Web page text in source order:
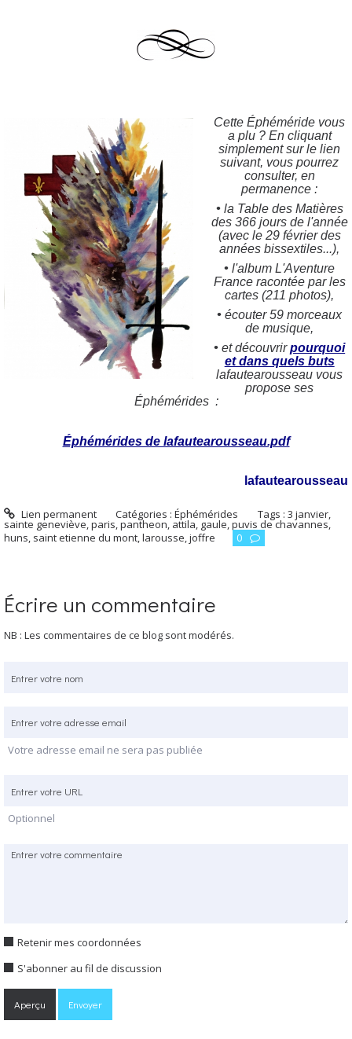
Cette Éphéméride vous
a plu ? En cliquant
simplement sur le lien
suivant, vous pourrez
consulter, en
permanence :
• la Table des Matières
des 366 jours de l'année
(avec le 29 février des
années bissextiles...),
•l'album L'Aventure
France racontée par les
cartes (211 photos),
•écouter 59 morceaux
de musique,
•et découvrirpourquoi
et dans quels buts
lafautearousseau vous
propose ses
Éphémérides :
Éphémérides de lafautearousseau.pdf
lafautearousseau
Lien permanent Catégories :Éphémérides Tags :3 janvier,
sainte geneviève,paris,pantheon, attila, gaule,puvis de chavannes,
huns, saint etienne du mont,larousse,joffre 0
Écrire un commentaire
NB : Les commentaires de ce blog sont modérés.
Votre adresse email ne sera pas publiée
Optionnel
Retenir mes coordonnées
S'abonner au fil de discussion